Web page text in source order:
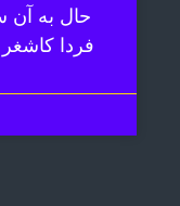
حال به آن
فردا